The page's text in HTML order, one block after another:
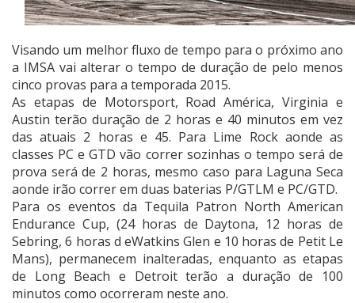
Visando um melhor fluxo de tempo para o próximo ano
a IMSA vai alterar o tempo de duração de pelo menos
cinco provas para a temporada 2015.
As etapas de Motorsport, Road América, Virginia e
Austin terão duração de 2 horas e 40 minutos em vez
das atuais 2 horas e 45. Para Lime Rock aonde as
classes PC e GTD vão correr sozinhas o tempo será de
prova será de 2 horas, mesmo caso para Laguna Seca
aonde irão correr em duas baterias P/GTLM e PC/GTD.
Para os eventos da Tequila Patron North American
Endurance Cup, (24 horas de Daytona, 12 horas de
Sebring, 6 horas d eWatkins Glen e 10 horas de Petit Le
Mans), permanecem inalteradas, enquanto as etapas
de Long Beach e Detroit terão a duração de 100
minutos como ocorreram neste ano.